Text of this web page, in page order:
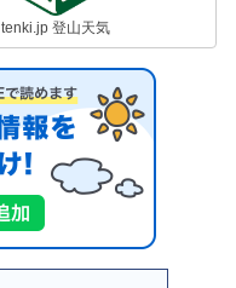
tenki.jp 登山天気